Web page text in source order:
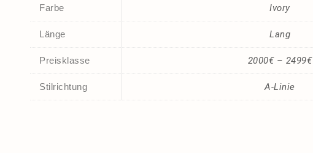
Farbe Ivory
Länge Lang
Preisklasse 2000€ – 2499€
Stilrichtung A-Linie